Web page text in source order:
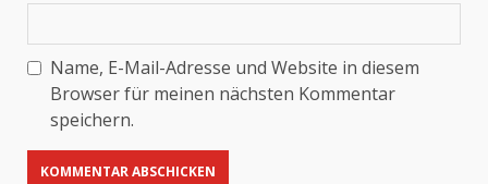
Name, E-Mail-Adresse und Website in diesem
Browser für meinen nächsten Kommentar
speichern.